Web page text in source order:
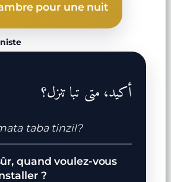
pour une nuit
أكيد، متى تبا تنزل؟
taba tinzil?
quand voulez-vous
?